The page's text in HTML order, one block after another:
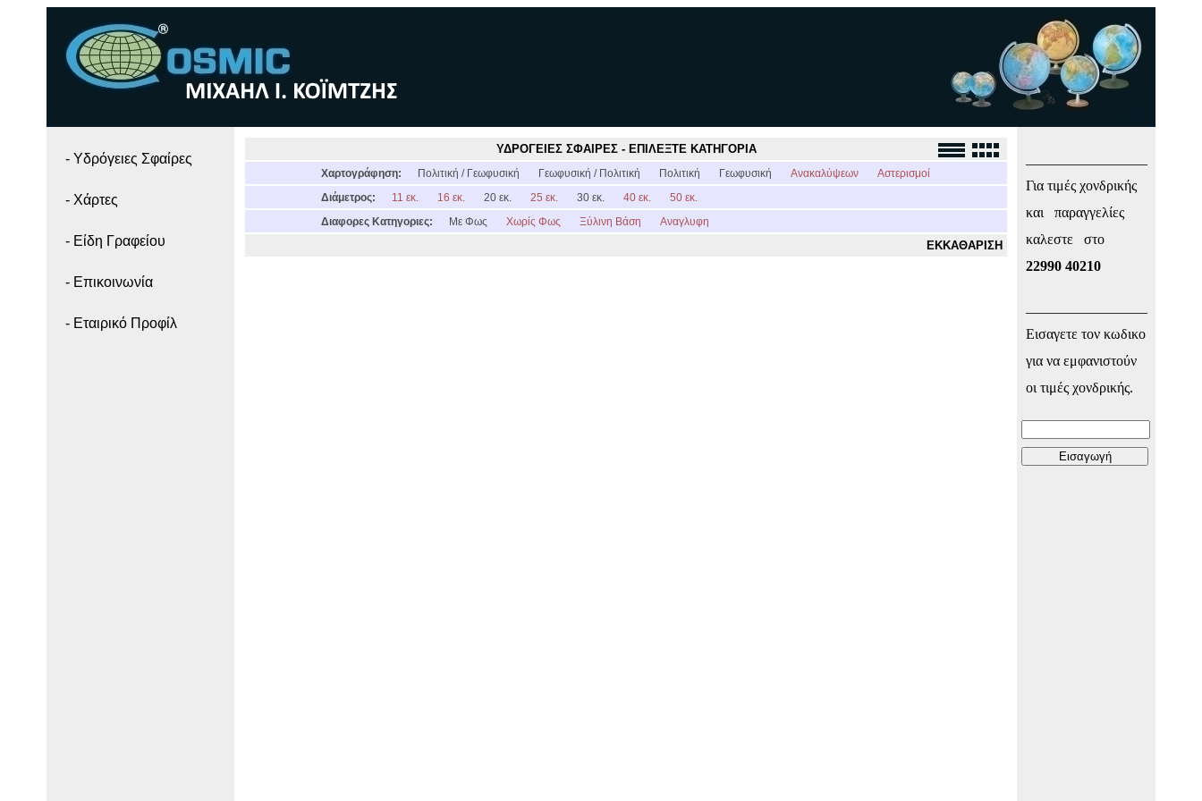
- Yδρόγειες Σφαίρες
- Χάρτες
- Είδη Γραφείου
- Επικοινωνία
- Εταιρικό Προφίλ
ΥΔΡΟΓΕΙΕΣ ΣΦΑΙΡΕΣ - ΕΠΙΛΕΞΤΕ ΚΑΤΗΓΟΡΙΑ
Χαρτογράφηση: Πολιτική / Γεωφυσική Γεωφυσική / Πολιτική Πολιτική Γεωφυσική Ανακαλύψεων
Αστερισμοί
Διάμετρος:
11 εκ. 16 εκ. 20 εκ. 25 εκ. 30 εκ. 40 εκ.
50 εκ.
Διαφορες Κατηγοριες:
Με Φως Χωρίς Φως Ξύλινη Βάση Αναγλυφη
ΕΚΚΑΘΑΡΙΣΗ
Για τιμές χονδρικής
και παραγγελίες
καλεστε στο
22990 40210
Εισαγετε τον κωδικο
για να εμφανιστούν
οι τιμές χονδρικής.